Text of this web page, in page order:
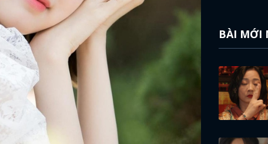
BÀI MỚI